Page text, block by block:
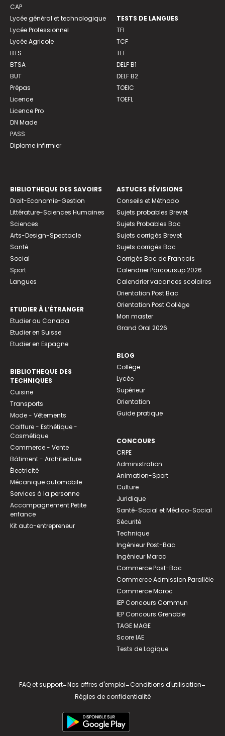
CAP
Lycée général et technologique
Lycée Professionnel
Lycée Agricole
BTS
BTSA
BUT
Prépas
Licence
Licence Pro
DN Made
PASS
Diplome infirmier
TESTS DE LANGUES
TFI
TCF
TEF
DELF B1
DELF B2
TOEIC
TOEFL
BIBLIOTHEQUE DES SAVOIRS
Droit-Economie-Gestion
Littérature-Sciences Humaines
Sciences
Arts-Design-Spectacle
Santé
Social
Sport
Langues
ETUDIER À L’ÉTRANGER
Etudier au Canada
Etudier en Suisse
Etudier en Espagne
BIBLIOTHEQUE DES
TECHNIQUES
Cuisine
Transports
Mode - Vêtements
Coiffure - Esthétique -
Cosmétique
Commerce - Vente
Bâtiment - Architecture
Électricité
Mécanique automobile
Services à la personne
Accompagnement Petite
enfance
Kit auto-entrepreneur
ASTUCES RÉVISIONS
Conseils et Méthodo
Sujets probables Brevet
Sujets Probables Bac
Sujets corrigés Brevet
Sujets corrigés Bac
Corrigés Bac de Français
Calendrier Parcoursup 2026
Calendrier vacances scolaires
Orientation Post Bac
Orientation Post Collège
Mon master
Grand Oral 2026
BLOG
Collège
Lycée
Supérieur
Orientation
Guide pratique
CONCOURS
CRPE
Administration
Animation-Sport
Culture
Juridique
Santé-Social et Médico-Social
Sécurité
Technique
Ingénieur Post-Bac
Ingénieur Maroc
Commerce Post-Bac
Commerce Admission Parallèle
Commerce Maroc
IEP Concours Commun
IEP Concours Grenoble
TAGE MAGE
Score IAE
Tests de Logique
FAQ et support-Nos offres d'emploi-Conditions d'utilisation-
Règles de confidentialité